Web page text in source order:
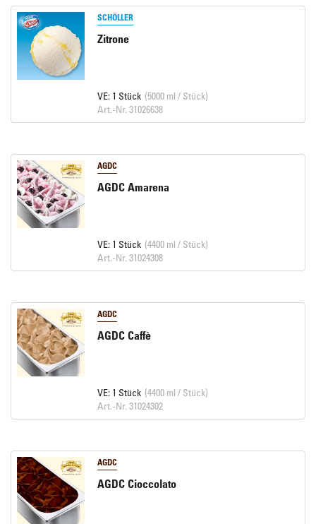
SCHÖLLER
Zitrone
VE: 1 Stück (5000 ml / Stück)
Art.-Nr. 31026638
AGDC
AGDC Amarena
VE: 1 Stück (4400 ml / Stück)
Art.-Nr. 31024308
AGDC
AGDC Caffè
VE: 1 Stück (4400 ml / Stück)
Art.-Nr. 31024302
AGDC
AGDC Cioccolato